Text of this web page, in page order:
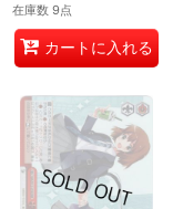
在庫数 9点
カートに入れる